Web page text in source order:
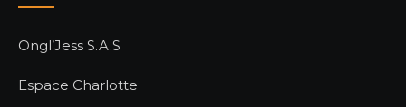
Ongl’Jess S.A.S
Espace Charlotte